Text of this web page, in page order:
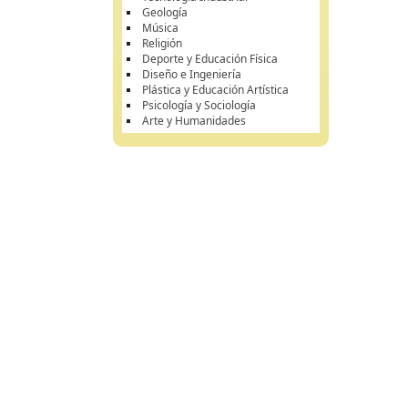
Geología
Música
Religión
Deporte y Educación Física
Diseño e Ingeniería
Plástica y Educación Artística
Psicología y Sociología
Arte y Humanidades